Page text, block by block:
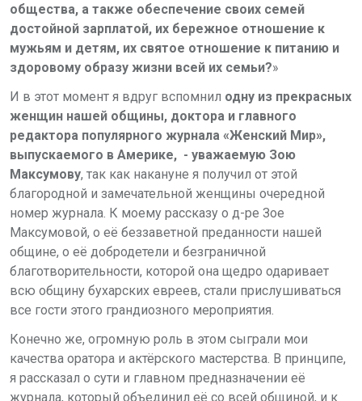
общества, а также обеспечение своих семей
достойной зарплатой, их бережное отношение к
мужьям и детям, их святое отношение к питанию и
здоровому образу жизни всей их семьи?»
И в этот момент я вдруг вспомнил одну из прекрасных
женщин нашей общины, доктора и главного
редактора популярного журнала «Женский Мир»,
выпускаемого в Америке, - уважаемую Зою
Максумову, так как накануне я получил от этой
благородной и замечательной женщины очередной
номер журнала. К моему рассказу о д-ре Зое
Максумовой, о её беззаветной преданности нашей
общине, о её добродетели и безграничной
благотворительности, которой она щедро одаривает
всю общину бухарских евреев, стали прислушиваться
все гости этого грандиозного мероприятия.
Конечно же, огромную роль в этом сыграли мои
качества оратора и актёрского мастерства. В принципе,
я рассказал о сути и главном предназначении её
журнала, который объединил её со всей общиной, и к